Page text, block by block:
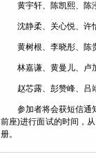
黄宇轩、陈凯熙、陈
沈静柔、关心悦、许
黄树根、李晓彤、陈
林嘉谦、黄曼儿、卢
赵芯露、彭赞峰、吕
参加者将会获短信通
前座)进行面试的时间，
册。